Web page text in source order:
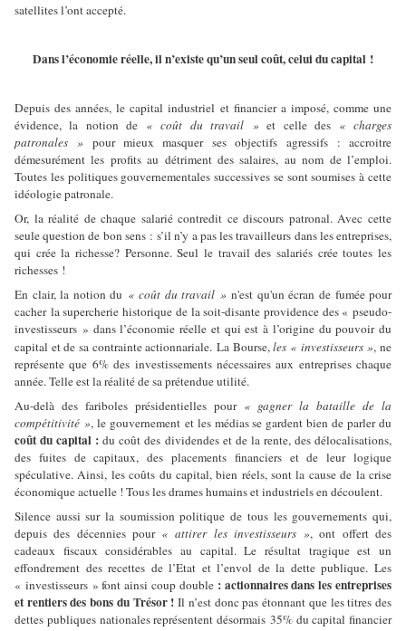
satellites l’ont accepté.
Dans l’économie réelle, il n’existe qu’un seul coût, celui du capital !
Depuis des années, le capital industriel et financier a imposé, comme une
évidence, la notion de « coût du travail » et celle des « charges
patronales » pour mieux masquer ses objectifs agressifs : accroitre
démesurément les profits au détriment des salaires, au nom de l’emploi.
Toutes les politiques gouvernementales successives se sont soumises à cette
idéologie patronale.
Or, la réalité de chaque salarié contredit ce discours patronal. Avec cette
seule question de bon sens : s’il n’y a pas les travailleurs dans les entreprises,
qui crée la richesse? Personne. Seul le travail des salariés crée toutes les
richesses !
En clair, la notion du «coût du travail » n'est qu'un écran de fumée pour
cacher la supercherie historique de la soit-disante providence des « pseudo-
investisseurs » dans l’économie réelle et qui est à l’origine du pouvoir du
capital et de sa contrainte actionnariale. La Bourse,les « investisseurs », ne
représente que 6% des investissements nécessaires aux entreprises chaque
année. Telle est la réalité de sa prétendue utilité.
Au-delà des fariboles présidentielles pour « gagner la bataille de la
compétitivité », le gouvernement et les médias se gardent bien de parler du
coût du capital : du coût des dividendes et de la rente, des délocalisations,
des fuites de capitaux, des placements financiers et de leur logique
spéculative. Ainsi, les coûts du capital, bien réels, sont la cause de la crise
économique actuelle ! Tous les drames humains et industriels en découlent.
Silence aussi sur la soumission politique de tous les gouvernements qui,
depuis des décennies pour « attirer les investisseurs », ont offert des
cadeaux fiscaux considérables au capital. Le résultat tragique est un
effondrement des recettes de l’Etat et l’envol de la dette publique. Les
« investisseurs » font ainsi coup double : actionnaires dans les entreprises
et rentiers des bons du Trésor ! Il n’est donc pas étonnant que les titres des
dettes publiques nationales représentent désormais 35% du capital financier